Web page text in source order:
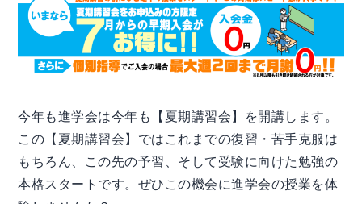
今年も進学会は今年も【夏期講習会】を開講します。
この【夏期講習会】ではこれまでの復習・苦手克服は
もちろん、この先の予習、そして受験に向けた勉強の
本格スタートです。ぜひこの機会に進学会の授業を体